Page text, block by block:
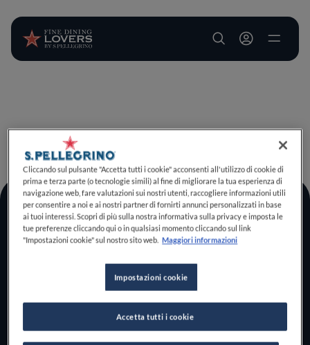
User account
TORNA A INIZIO PAGINA
Home
Log In
Scopri il vero
foodie che è in te
UNISCITI
Cliccando sul pulsante "Accetta tutti i cookie" acconsenti all'utilizzo di cookie di
prima e terza parte (o tecnologie simili) al fine di migliorare la tua esperienza di
navigazione web, fare valutazioni sui nostri utenti, raccogliere informazioni utili
per consentire a noi e ai nostri partner di fornirti annunci personalizzati in base
ai tuoi interessi. Scopri di più sulla nostra informativa sulla privacy e imposta le
tue preferenze cliccando qui o in qualsiasi momento cliccando sul link
"Impostazioni cookie" sul nostro sito web. Maggiori informazioni
Impostazioni cookie
Accetta tutti i cookie